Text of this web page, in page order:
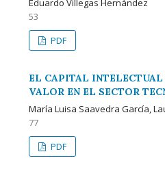
Eduardo Villegas Hernández
53
PDF
EL CAPITAL INTELECTUAL
VALOR EN EL SECTOR
María Luisa Saavedra García,
77
PDF